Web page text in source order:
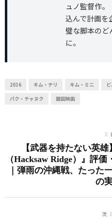
ュノ監督作。
込んで計画を
璧な脚本のど
に。
2016 キム・テリ キム・ミニ
パク・チャヌク
韓国映画
【武器を持たない英
（Hacksaw Ridge）』評
｜弾雨の沖縄戦、たった
の
次